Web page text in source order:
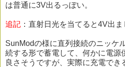
は普通に3V出るっぽい。
追記 ：直射日光を当てると4V出ま
SunModの様に直列接続のニッケ
続する形で蓄電して、何かに電源
良さそうですが、実際に充電でき